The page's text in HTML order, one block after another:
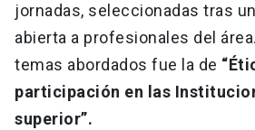
jornadas, seleccionadas tras
abierta a profesionales del
temas abordados fue la de
participación en las
superior”.